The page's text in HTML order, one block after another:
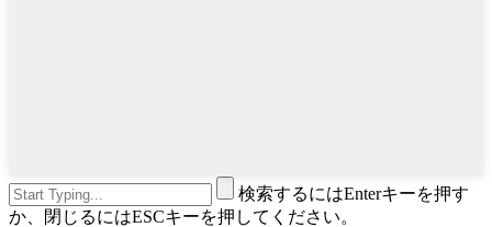
検索するにはEnterキーを押す
か、閉じるにはESCキーを押してください。